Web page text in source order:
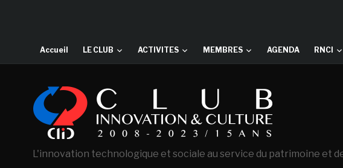
Accueil LE CLUB ACTIVITES MEMBRES AGENDA RNCI
L'innovation technologique et sociale au service du patrimoine et